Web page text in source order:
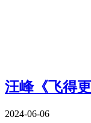
汪峰《飞得
2024-06-06